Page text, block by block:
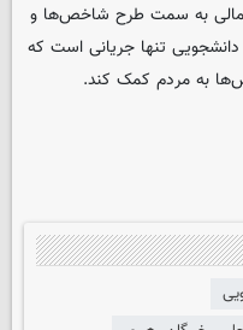
به سمت طرح شاخص‌ها و
تنها جریانی است که
به مردم کمک کند.